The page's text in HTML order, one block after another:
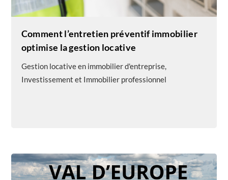
Comment l’entretien préventif immobilier
optimise la gestion locative
Gestion locative en immobilier d'entreprise,
Investissement et Immobilier professionnel